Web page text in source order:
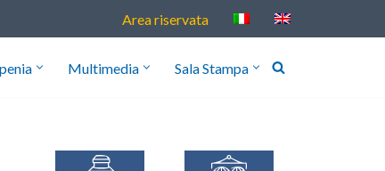
Area riservata
Multimedia Sala Stampa